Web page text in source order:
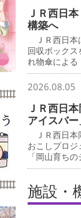
ＪＲ西日
構築へ
ＪＲ西日本
回収ボック
れ物傘による
2026.08.05
ＪＲ西日
アイスバ
ＪＲ西日本
おこしプロ
「岡山育ち
施設・